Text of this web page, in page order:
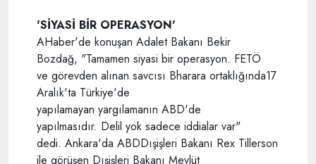
'SİYASİ BİR OPERASYON'
AHaber'de konuşan Adalet Bakanı Bekir
Bozdağ, "Tamamen siyasi bir operasyon. FETÖ
ve görevden alınan savcısı Bharara ortaklığında17
Aralık'ta Türkiye'de
yapılamayan yargılamanın ABD'de
yapılmasıdır. Delil yok sadece iddialar var"
dedi. Ankara'da ABDDışişleri Bakanı Rex Tillerson
ile görüşen Dışişleri Bakanı Mevlüt